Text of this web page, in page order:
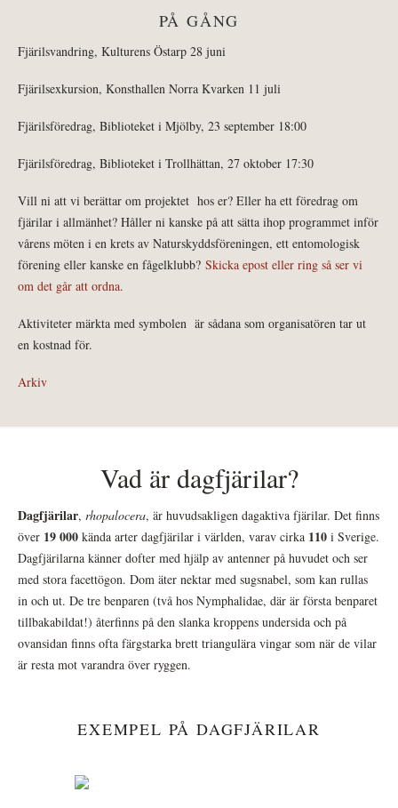
PÅ GÅNG
Fjärilsvandring, Kulturens Östarp 28 juni
Fjärilsexkursion, Konsthallen Norra Kvarken 11 juli
Fjärilsföredrag, Biblioteket i Mjölby, 23 september 18:00
Fjärilsföredrag, Biblioteket i Trollhättan, 27 oktober 17:30
Vill ni att vi berättar om projektet hos er? Eller ha ett föredrag om
fjärilar i allmänhet? Håller ni kanske på att sätta ihop programmet inför
vårens möten i en krets av Naturskyddsföreningen, ett entomologisk
förening eller kanske en fågelklubb? Skicka epost eller ring så ser vi
om det går att ordna.
Aktiviteter märkta med symbolen är sådana som organisatören tar ut
en kostnad för.
Arkiv
Vad är dagfjärilar?
Dagfjärilar, rhopalocera, är huvudsakligen dagaktiva fjärilar. Det finns
över 19 000 kända arter dagfjärilar i världen, varav cirka 110 i Sverige.
Dagfjärilarna känner dofter med hjälp av antenner på huvudet och ser
med stora facettögon. Dom äter nektar med sugsnabel, som kan rullas
in och ut. De tre benparen (två hos Nymphalidae, där är första benparet
tillbakabildat!) återfinns på den slanka kroppens undersida och på
ovansidan finns ofta färgstarka brett triangulära vingar som när de vilar
är resta mot varandra över ryggen.
EXEMPEL PÅ DAGFJÄRILAR